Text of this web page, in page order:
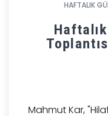
HAFTALIK
Mahmut Kar,